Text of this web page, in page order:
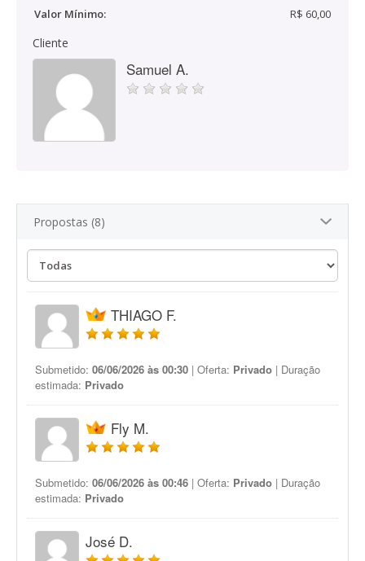
Valor Mínimo:
R$ 60,00
Cliente
Samuel A.
Propostas (8)
THIAGO F.
Submetido: 06/06/2026 às 00:30 | Oferta: Privado | Duração
estimada: Privado
Fly M.
Submetido: 06/06/2026 às 00:46 | Oferta: Privado | Duração
estimada: Privado
José D.